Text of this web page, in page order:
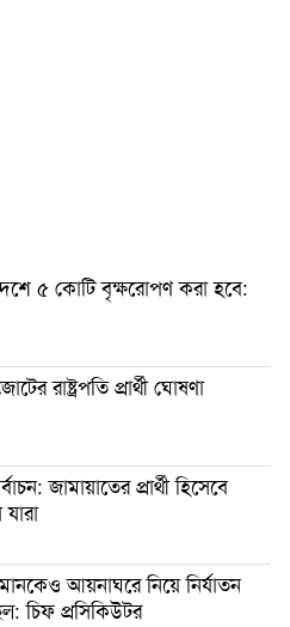
৫ কোটি বৃক্ষরোপণ করা হবে:
রাষ্ট্রপতি প্রার্থী ঘোষণা
জামায়াতের প্রার্থী হিসেবে
আয়নাঘরে নিয়ে নির্যাতন
চিফ প্রসিকিউটর